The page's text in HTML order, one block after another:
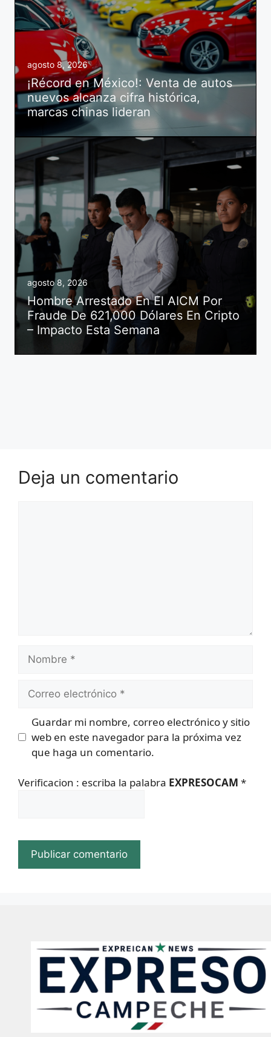
agosto 8, 2026
¡Récord en México!: Venta de autos
nuevos alcanza cifra histórica,
marcas chinas lideran
agosto 8, 2026
Hombre Arrestado En El AICM Por
Fraude De 621,000 Dólares En Cripto
– Impacto Esta Semana
Deja un comentario
electrónico
Guardar mi nombre, correo electrónico y sitio
web en este navegador para la próxima vez
que haga un comentario.
Verificacion : escriba la palabra EXPRESOCAM *